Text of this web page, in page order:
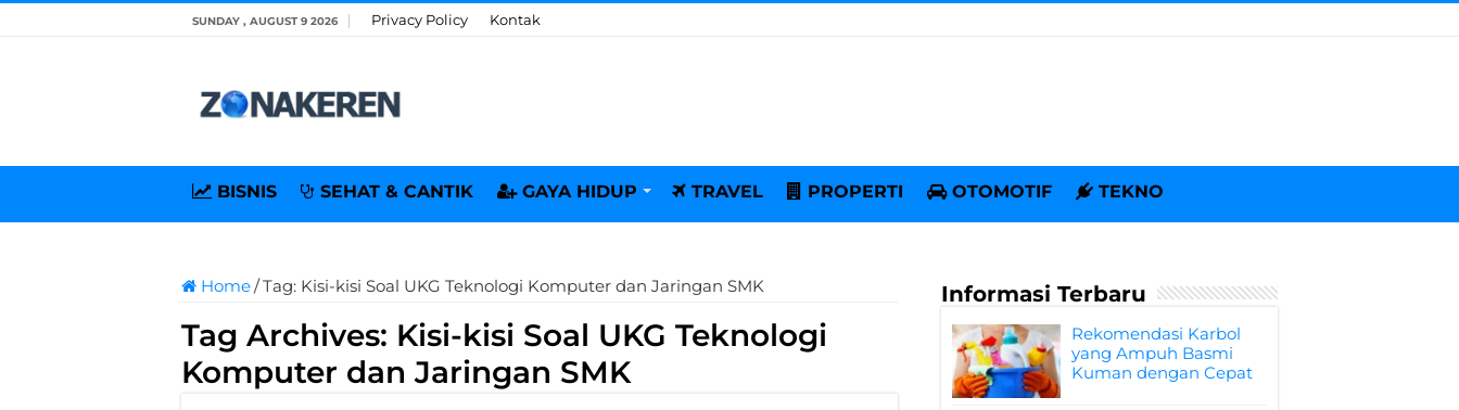
SUNDAY , AUGUST 9 2026 Privacy Policy Kontak
BISNIS SEHAT & CANTIK GAYA HIDUP TRAVEL PROPERTI OTOMOTIF TEKNO
Home/Tag: Kisi-kisi Soal UKG Teknologi Komputer dan Jaringan SMK
Tag Archives: Kisi-kisi Soal UKG Teknologi
Komputer dan Jaringan SMK
Informasi Terbaru
Rekomendasi Karbol
yang Ampuh Basmi
Kuman dengan Cepat